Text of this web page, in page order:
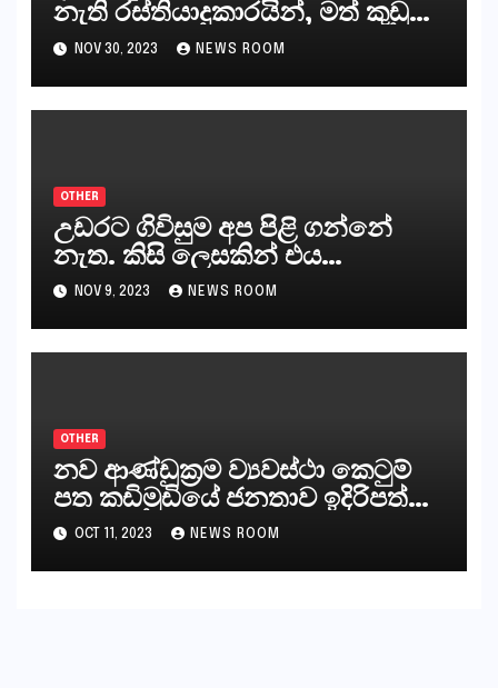
නැති රස්තියාදුකාරයින්, මත් කුඩු
ගෙන්වන්නන් සහ අලෙවි
කරන්නන්,කැලෑපාළුවන්, මහජන
නියෝජිතයින්
NOV 30, 2023 NEWS ROOM
OTHER
උඩරට ගිවිසුම අප පිළි ගන්නේ
නැත. කිසි ලෙසකින් එය
නීත්‍යානුකූල ලියවිල්ලක් නො වේ.
සිංහල ප්‍රතිපත්ති කේන්ද්‍රයෙන්
ජනාධිපති දැන් වූ ලිපියෙන්
NOV 9, 2023 NEWS ROOM
OTHER
නව ආණ්ඩුක්‍රම ව්‍යවස්ථා කෙටුම්
පත කඩිමුඩියේ ජනතාව ඉදිරිපත්
කරන්නේ?
OCT 11, 2023 NEWS ROOM